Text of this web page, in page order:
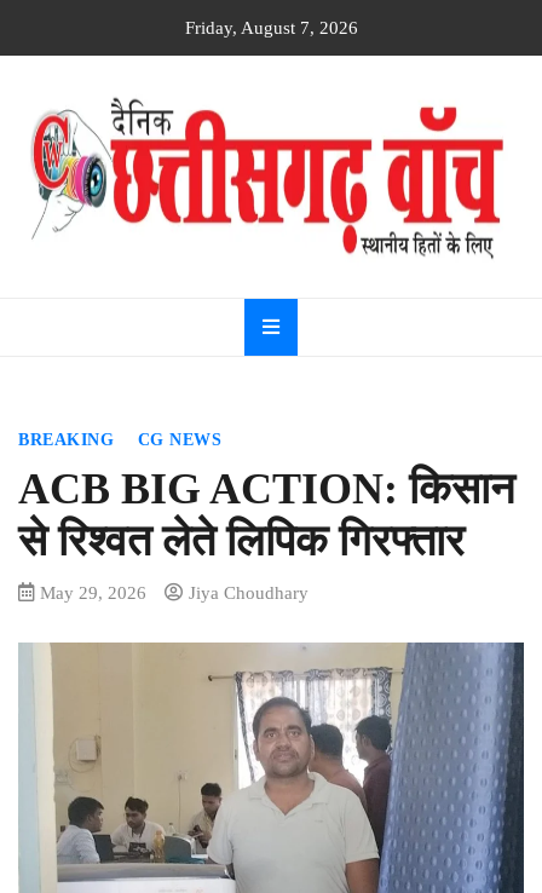
Friday, August 7, 2026
Dainik
Chhattisgarh
watch
BREAKING CG NEWS
ACB BIG ACTION: किसान
से रिश्वत लेते लिपिक गिरफ्तार
May 29, 2026 Jiya Choudhary